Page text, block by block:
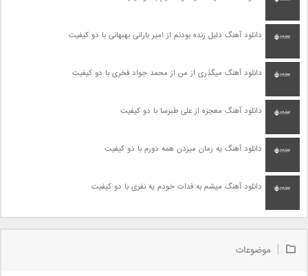
دانلود آهنگ دلیل زنده بودنم از امیر بارانی بهبهانی با دو کیفیت
دانلود آهنگ میگذری از من از محمد جواد فخری با دو کیفیت
دانلود آهنگ معجزه از علی طبرسا با دو کیفیت
دانلود آهنگ یه زمان میزدن همه دورم با دو کیفیت
دانلود آهنگ میشم به فدات خودم یه نفری با دو کیفیت
موضوعات